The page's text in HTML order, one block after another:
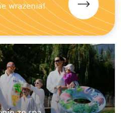
wrażenia!